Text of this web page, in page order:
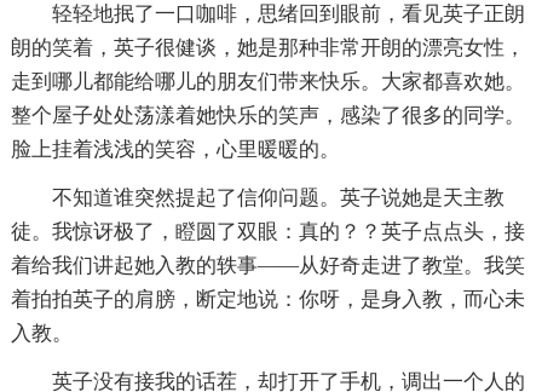
轻轻地抿了一口咖啡，思绪回到眼前，看见英子正朗
朗的笑着，英子很健谈，她是那种非常开朗的漂亮女性，
走到哪儿都能给哪儿的朋友们带来快乐。大家都喜欢她。
整个屋子处处荡漾着她快乐的笑声，感染了很多的同学。
脸上挂着浅浅的笑容，心里暖暖的。
不知道谁突然提起了信仰问题。英子说她是天主教
徒。我惊讶极了，瞪圆了双眼：真的？？英子点点头，接
着给我们讲起她入教的轶事——从好奇走进了教堂。我笑
着拍拍英子的肩膀，断定地说：你呀，是身入教，而心未
入教。
英子没有接我的话茬，却打开了手机，调出一个人的